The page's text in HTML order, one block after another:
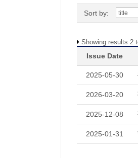
Sort by:
Showing results 2
Issue Date
2025-05-30
2026-03-20
2025-12-08
2025-01-31